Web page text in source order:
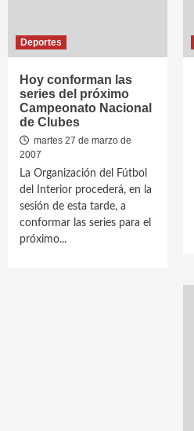
Deportes
Hoy conforman las
series del próximo
Campeonato Nacional
de Clubes
martes 27 de marzo de
2007
La Organización del Fútbol
del Interior procederá, en la
sesión de esta tarde, a
conformar las series para el
próximo...